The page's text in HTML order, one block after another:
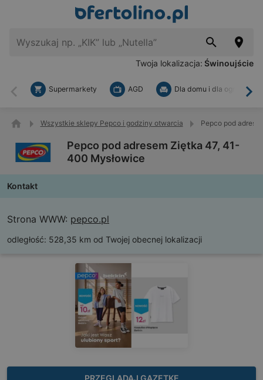
Twoja lokalizacja: Świnoujście
Wstecz
Supermarkety AGD Dla domu i dla ogrodu
Wszystkie sklepy Pepco i godziny otwarcia Pepco pod
Pepco pod adresem Ziętka 47, 41-
400 Mysłowice
Kontakt
Strona WWW: pepco.pl
odległość: 528,35 km od Twojej obecnej lokalizacji
PRZEGLĄDAJ GAZETKĘ